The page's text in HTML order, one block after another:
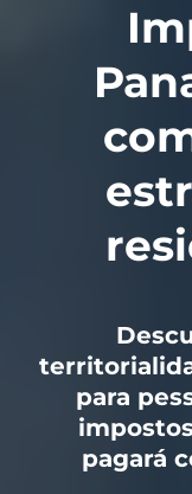
para
pagará